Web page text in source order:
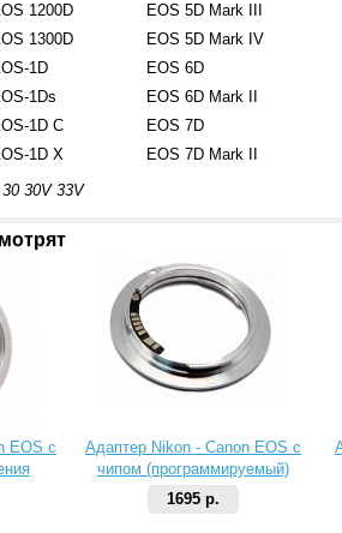
1200D
1300D
1D
1Ds
1D C
1D X
EOS 5D Mark III
EOS 5D Mark IV
EOS 6D
EOS 6D Mark II
EOS 7D
EOS 7D Mark II
30V 33V
EOS с
Адаптер Nikon - Canon EOS с
чипом (программируемый)
1695 р.